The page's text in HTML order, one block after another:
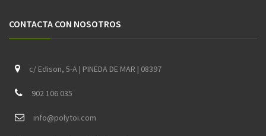
CONTACTA CON NOSOTROS
c/ Edison, 5-A | PINEDA DE MAR | 08397
902 106 035
info@polytoi.com